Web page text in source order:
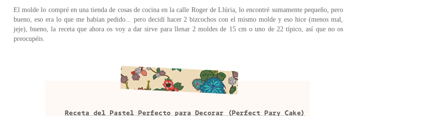
El molde lo compré en una tienda de cosas de cocina en la calle Roger de Llúria, lo encontré sumamente pequeño, pero
bueno, eso era lo que me habían pedido... pero decidí hacer 2 bizcochos con el mismo molde y eso hice (menos mal,
jeje), bueno, la receta que ahora os voy a dar sirve para llenar 2 moldes de 15 cm o uno de 22 típico, así que no os
preocupéis.